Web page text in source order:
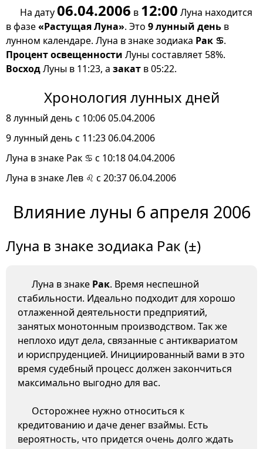
На дату06.04.2006 в 12:00 Луна находится
в фазе«Растущая Луна». Это 9 лунный день в
лунном календаре. Луна в знаке зодиака Рак ♋.
Процент освещенности Луны составляет 58%.
ВосходЛуны в 11:23, а закат в 05:22.
Хронология лунных дней
8 лунный день с 10:06 05.04.2006
9 лунный день с 11:23 06.04.2006
Луна в знаке Рак ♋ с 10:18 04.04.2006
Луна в знаке Лев ♌ с 20:37 06.04.2006
Влияние луны 6 апреля 2006
Луна в знаке зодиака Рак (±)
Луна в знаке Рак. Время неспешной
стабильности. Идеально подходит для хорошо
отлаженной деятельности предприятий,
занятых монотонным производством. Так же
неплохо идут дела, связанные с антиквариатом
и юриспруденцией. Инициированный вами в это
время судебный процесс должен закончиться
максимально выгодно для вас.
Осторожнее нужно относиться к
кредитованию и даче денег взаймы. Есть
вероятность, что придется очень долго ждать